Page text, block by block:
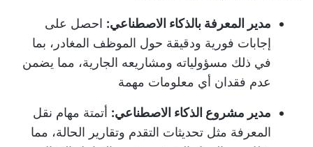
مدير المعرفة بالذكاء الاصطناعي: احصل على
إجابات فورية ودقيقة حول الموظف المغادر، بما
في ذلك مسؤولياته ومشاريعه الجارية، مما يضمن
عدم فقدان أي معلومات مهمة
مدير مشروع الذكاء الاصطناعي: أتمتة مهام نقل
المعرفة مثل تحديثات التقدم وتقارير الحالة، مما